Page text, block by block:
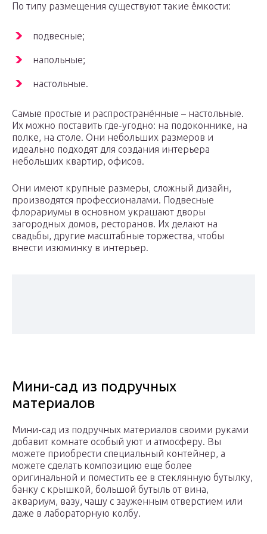
По типу размещения существуют такие ёмкости:
подвесные;
напольные;
настольные.
Самые простые и распространённые – настольные.
Их можно поставить где-угодно: на подоконнике, на
полке, на столе. Они небольших размеров и
идеально подходят для создания интерьера
небольших квартир, офисов.
Они имеют крупные размеры, сложный дизайн,
производятся профессионалами. Подвесные
флорариумы в основном украшают дворы
загородных домов, ресторанов. Их делают на
свадьбы, другие масштабные торжества, чтобы
внести изюминку в интерьер.
Мини-сад из подручных
материалов
Мини-сад из подручных материалов своими руками
добавит комнате особый уют и атмосферу. Вы
можете приобрести специальный контейнер, а
можете сделать композицию еще более
оригинальной и поместить ее в стеклянную бутылку,
банку с крышкой, большой бутыль от вина,
аквариум, вазу, чашу с зауженным отверстием или
даже в лабораторную колбу.